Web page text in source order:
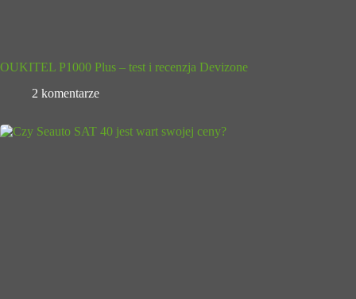
OUKITEL P1000 Plus – test i recenzja Devizone
2 komentarze